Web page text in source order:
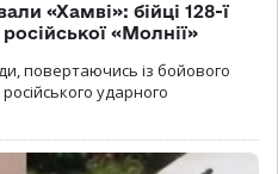
«Хамві»: бійці 128-ї
«Молнії»
повертаючись із бойового
ударного